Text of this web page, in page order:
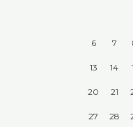
6 7
13 14
20 21
27 28